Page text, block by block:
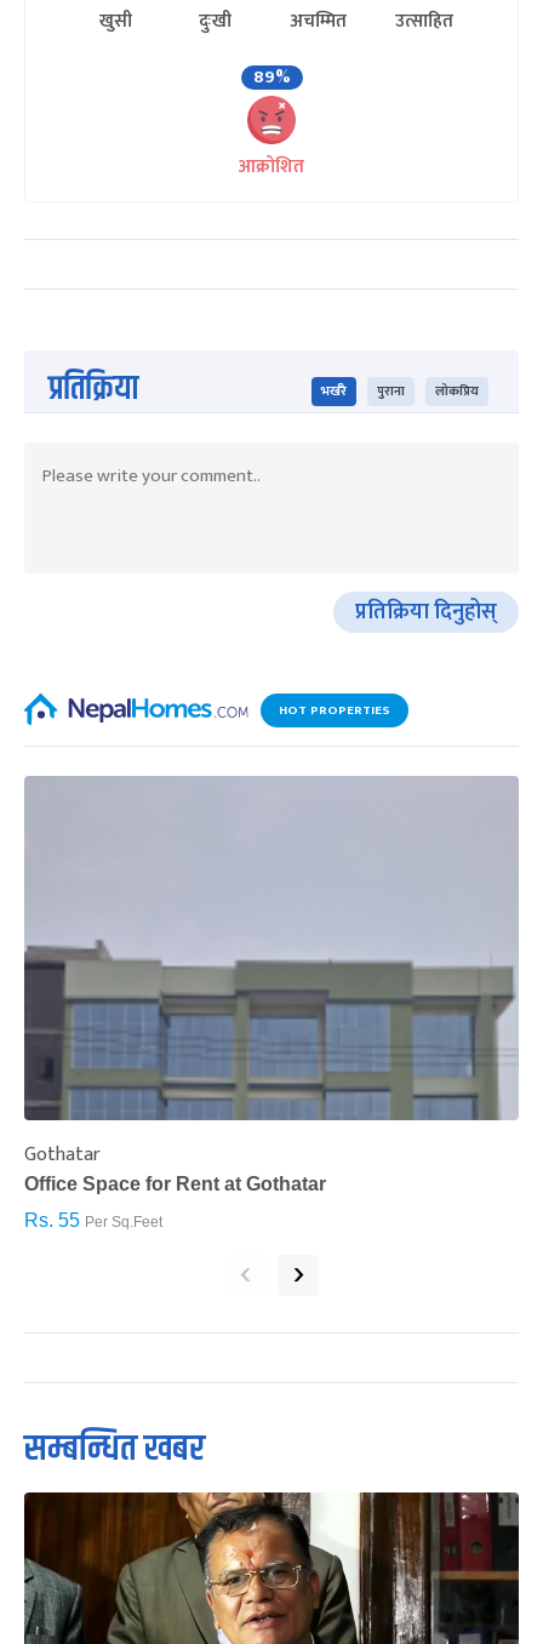
खुसी दुःखी अचम्मित
उत्साहित
89%
आक्रोशित
प्रतिक्रिया भर्खरै पुराना लोकप्रिय
प्रतिक्रिया दिनुहोस्
HOT PROPERTIES
Gothatar
Office Space for Rent at Gothatar
Rs. 55 Per Sq.Feet
‹ ›
सम्बन्धित खबर